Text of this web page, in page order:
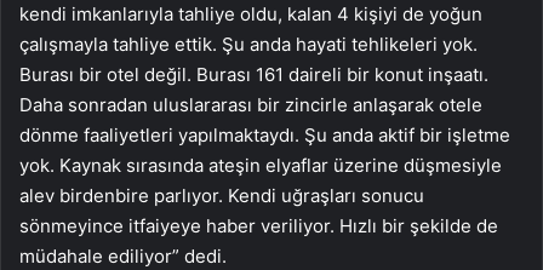
kendi imkanlarıyla tahliye oldu, kalan 4 kişiyi de yoğun
çalışmayla tahliye ettik. Şu anda hayati tehlikeleri yok.
Burası bir otel değil. Burası 161 daireli bir konut inşaatı.
Daha sonradan uluslararası bir zincirle anlaşarak otele
dönme faaliyetleri yapılmaktaydı. Şu anda aktif bir işletme
yok. Kaynak sırasında ateşin elyaflar üzerine düşmesiyle
alev birdenbire parlıyor. Kendi uğraşları sonucu
sönmeyince itfaiyeye haber veriliyor. Hızlı bir şekilde de
müdahale ediliyor” dedi.